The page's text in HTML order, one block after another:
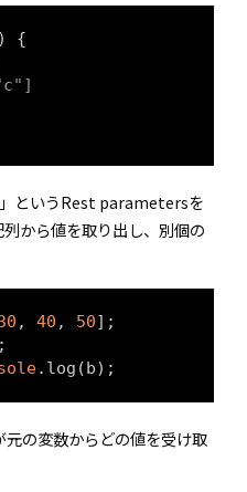
) {
というRest parametersを
から値を取り出し、別個の
, 40 , 50
の変数からどの値を受け取